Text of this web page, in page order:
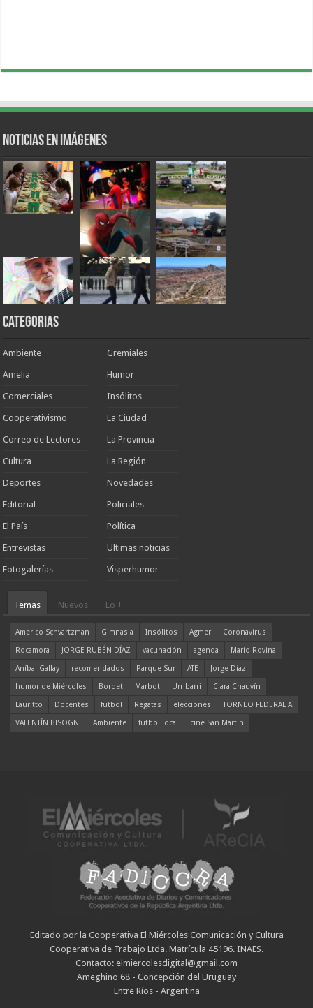
Noticias en Imágenes
Categorias
Ambiente
Amelia
Comerciales
Cooperativismo
Correo de Lectores
Cultura
Deportes
Editorial
El País
Entrevistas
Fotogalerías
Gremiales
Humor
Insólitos
La Ciudad
La Provincia
La Región
Novedades
Policiales
Política
Ultimas noticias
Visperhumor
Temas Nuevos Lo +
Americo Schvartzman Gimnasia Insólitos Agmer
Coronavirus
Rocamora
JORGE RUBÉN DÍAZ vacunación agenda
Mario Rovina
Aníbal Gallay
recomendados Parque Sur ATE
Jorge Díaz
humor de Miércoles
Bordet Marbot Urribarri
Clara Chauvín
Lauritto
Docentes fútbol Regatas elecciones
TORNEO FEDERAL A
VALENTÍN BISOGNI
Ambiente fútbol local cine San Martín
Editado por la Cooperativa El Miércoles Comunicación y Cultura
Cooperativa de Trabajo Ltda. Matrícula 45196. INAES.
Contacto: elmiercolesdigital@gmail.com
Ameghino 68 - Concepción del Uruguay
Entre Ríos - Argentina